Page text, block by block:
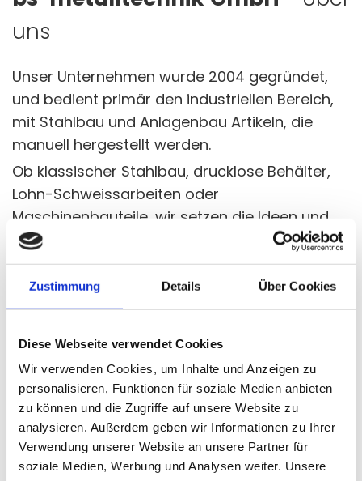
Zustimmung Details Über Cookies
Diese Webseite verwendet Cookies
Wir verwenden Cookies, um Inhalte und Anzeigen zu
personalisieren, Funktionen für soziale Medien anbieten
zu können und die Zugriffe auf unsere Website zu
analysieren. Außerdem geben wir Informationen zu Ihrer
Verwendung unserer Website an unsere Partner für
soziale Medien, Werbung und Analysen weiter. Unsere
uns
Unser Unternehmen wurde 2004 gegründet,
und bedient primär den industriellen Bereich,
mit Stahlbau und Anlagenbau Artikeln, die
manuell hergestellt werden.
Ob klassischer Stahlbau, drucklose Behälter,
Lohn-Schweissarbeiten oder
Maschinenbauteile, wir setzen die Ideen und
Vorgaben unserer Kunden
kompetent um.
Kontaktieren Sie uns und lassen Sie uns Ihr